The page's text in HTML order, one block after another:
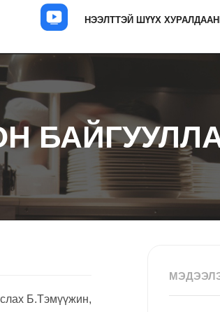
НЭЭЛТТЭЙ ШҮҮХ
Б.Тэмүүжин,